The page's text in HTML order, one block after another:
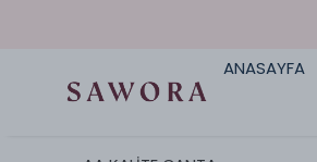
ANASAYFA